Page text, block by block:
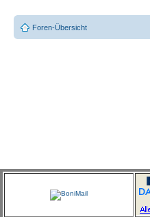
Foren-Übersicht